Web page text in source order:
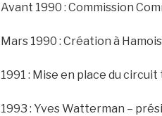
Avant 1990 : Commission
Mars 1990 : Création à Hamois
1991 : Mise en place du
1993 : Yves Watterman –